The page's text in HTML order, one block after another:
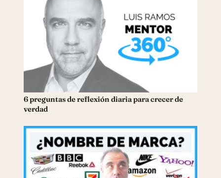
6 preguntas de reflexión diaria para crecer de
verdad